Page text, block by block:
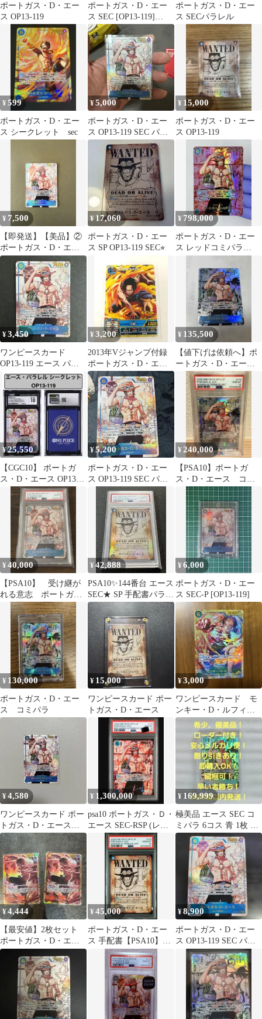
ポートガス・D・エー
ス OP13-119
ポートガス・D・エー
ス SEC [OP13-119]
(「受け継がれる意
志」)
ポートガス・D・エー
ス SECパラレル
¥599
ポートガス・D・エー
ス シークレット sec
¥5,000
ポートガス・D・エー
ス OP13-119 SEC パラ
レル 受け継がれる意志
¥ 15,000
ポートガス・D・エー
ス OP13-119
¥ 7,500
【即発送】【美品】②
ポートガス・D・エー
ス P-SEC OP13-119
¥17,060
ポートガス・D・エー
ス SP OP13-119 SEC⭐︎
¥ 798,000
ポートガス・D・エー
ス レッドコミパラ
¥3,450
ワンピースカード
OP13-119 エース パラ
レル
¥3,200
2013年Vジャンプ付録
ポートガス・D・エー
ス
¥ 135,500
【値下げは依頼へ】ポ
ートガス・D・エース
コミパラ 受け継がれ
る意志
¥25,550
【CGC10】 ポートガ
ス・D・エース OP13-
119 受け継がれる意志
¥5,200
ポートガス・D・エー
ス OP13-119 SEC パラ
レル 受け継がれる意志
¥ 240,000
【PSA10】ポートガ
ス・D・エース コミ
パラ OP13-119
¥40,000
【PSA10】 受け継が
れる意志 ポートガ
ス・D・エース SEC パ
ラレル
¥42,888
PSA10✨144番台 エース
SEC★ SP 手配書パラレ
ル OP13-119
¥6,000
ポートガス・D・エー
ス SEC-P [OP13-119]
¥ 130,000
ポートガス・D・エー
ス コミパラ
¥ 15,000
ワンピースカード ポー
トガス・D・エース
¥3,000
ワンピースカード モ
ンキー・D・ルフィ
SEC OP13-118
¥4,580
ワンピースカード ポー
トガス・D・エース
OP-13-199 sec パラレル
¥ 1,300,000
psa10 ポートガス・Ｄ・
エース SEC-RSP (レッ
ドコミパラ)
¥ 169,999
極美品 エース SEC コ
ミパラ 6コス 青 1枚 受
け継がれる意志
¥4,444
【最安値】2枚セット
ポートガス・D・エー
ス SEC OP02-013
¥45,000
ポートガス・D・エー
ス 手配書【PSA10】
13-119 sp
¥8,900
ポートガス・D・エー
ス OP13-119 SEC パラ
レル